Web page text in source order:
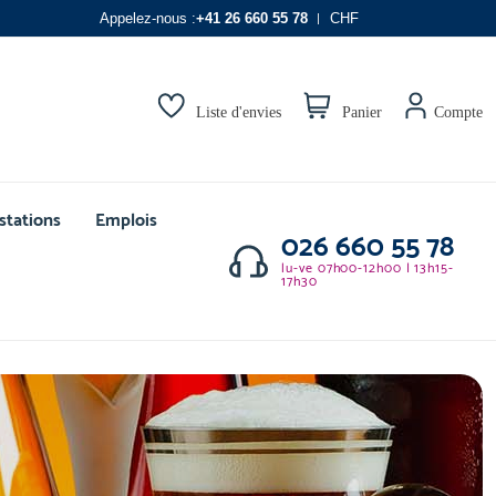
Appelez-nous :+41 26 660 55 78 CHF
Liste d'envies Panier Compte
Emplois
026 660 55 78
lu-ve 07h00-12h00 | 13h15-
17h30